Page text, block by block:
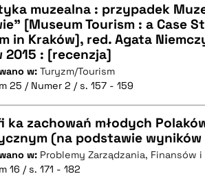
BIBTEX
CZYSTY TEKST
BIBTEX
muzealna : przypadek
[Museum Tourism : a Case
in Kraków], red. Agata
2015 : [recenzja]
w: Turyzm/Tourism
25 / Numer 2 / s. 157 - 159
CZYSTY TEKST
ka zachowań młodych
(na podstawie wyników
w: Problemy Zarządzania, Finansów
16 / s. 171 - 182